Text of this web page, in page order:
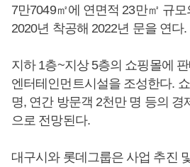
7만7049㎡에 연면적 23만㎡ 규
2020년 착공해 2022년 문을 연다.
지하 1층~지상 5층의 쇼핑몰에
엔터테인먼트시설을 조성한다.
명, 연간 방문객 2천만 명 등의 경
으로 전망된다.
대구시와 롯데그룹은 사업 추진